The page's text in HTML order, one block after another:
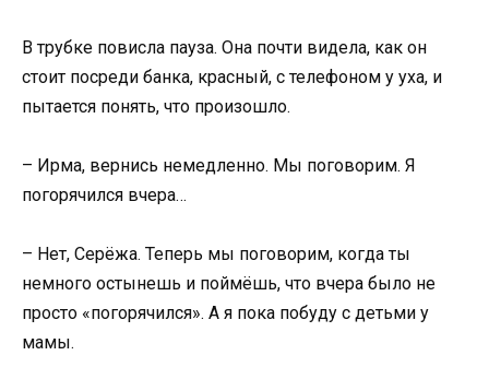
В трубке повисла пауза. Она почти видела, как он
стоит посреди банка, красный, с телефоном у уха, и
пытается понять, что произошло.
– Ирма, вернись немедленно. Мы поговорим. Я
погорячился вчера…
– Нет, Серёжа. Теперь мы поговорим, когда ты
немного остынешь и поймёшь, что вчера было не
просто «погорячился». А я пока побуду с детьми у
мамы.